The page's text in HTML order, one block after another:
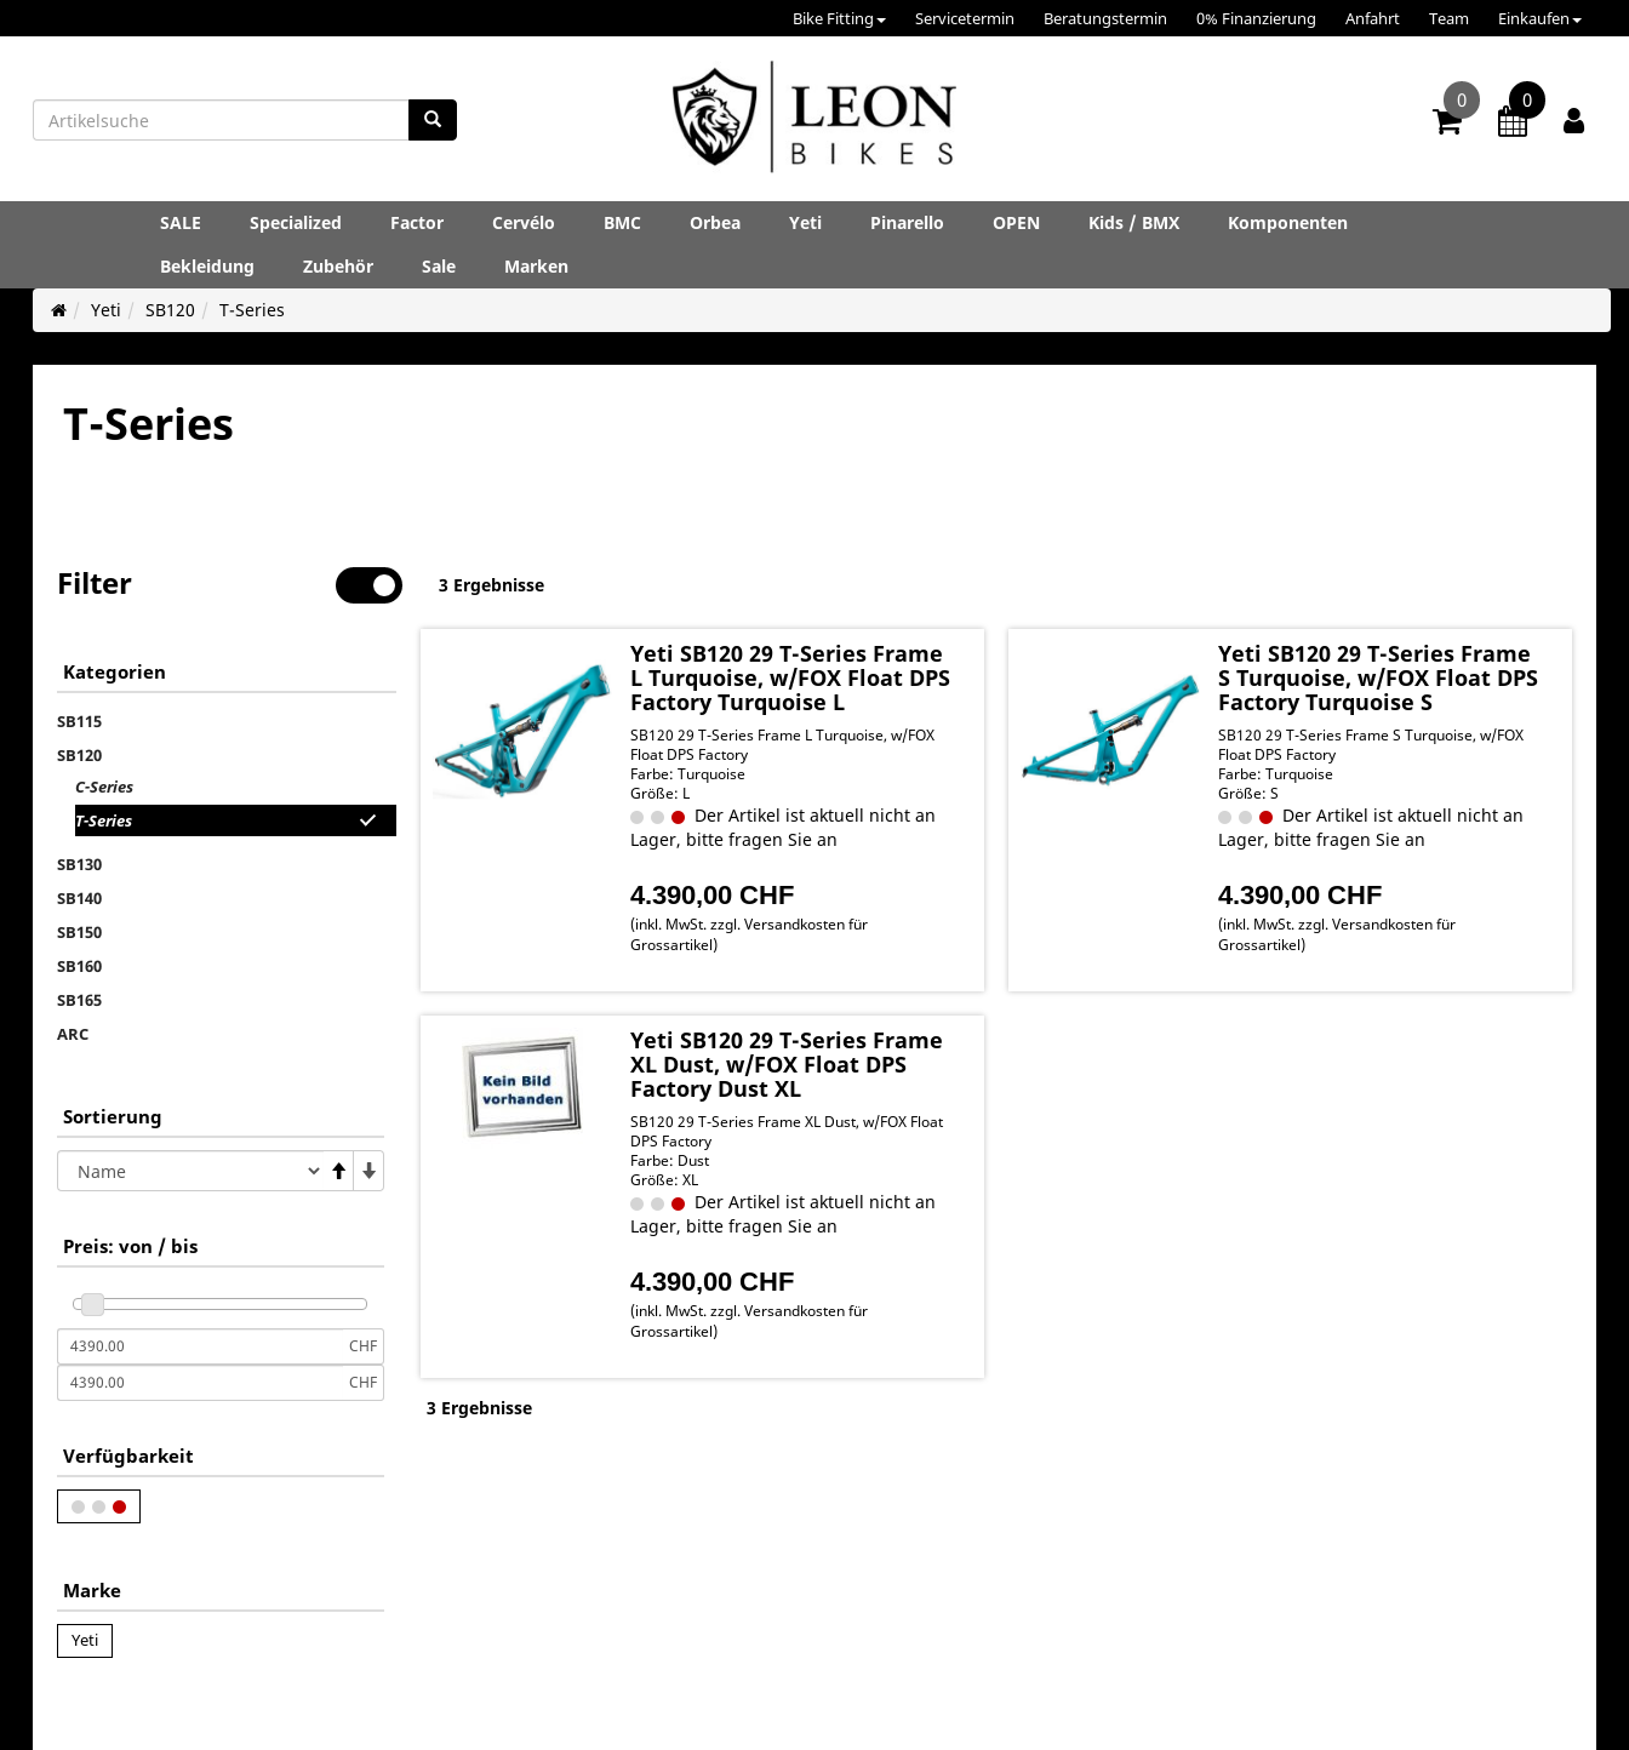
Bike Fitting Servicetermin Beratungstermin 0% Finanzierung Anfahrt Team Einkaufen
0 0
SALE Specialized Factor Cervélo BMC Orbea Yeti Pinarello OPEN Kids / BMX
Komponenten
Bekleidung
Zubehör Sale
Marken
Yeti
SB120 T-Series
T-Series
Filter 3 Ergebnisse
Kategorien
SB115
SB120
C-Series
T-Series
SB130
SB140
SB150
SB160
SB165
ARC
Sortierung
Preis: von / bis
CHF
CHF
Verfügbarkeit
Marke
Yeti
Yeti SB120 29 T-Series Frame
L Turquoise, w/FOX Float DPS
Factory Turquoise L
SB120 29 T-Series Frame L Turquoise, w/FOX
Float DPS Factory
Farbe: Turquoise
Größe: L
Der Artikel ist aktuell nicht an
Lager, bitte fragen Sie an
4.390,00 CHF
(inkl. MwSt. zzgl.Versandkosten für
Grossartikel)
Yeti SB120 29 T-Series Frame
S Turquoise, w/FOX Float DPS
Factory Turquoise S
SB120 29 T-Series Frame S Turquoise, w/FOX
Float DPS Factory
Farbe: Turquoise
Größe: S
Der Artikel ist aktuell nicht an
Lager, bitte fragen Sie an
4.390,00 CHF
(inkl. MwSt. zzgl.Versandkosten für
Grossartikel)
Yeti SB120 29 T-Series Frame
XL Dust, w/FOX Float DPS
Factory Dust XL
SB120 29 T-Series Frame XL Dust, w/FOX Float
DPS Factory
Farbe: Dust
Größe: XL
Der Artikel ist aktuell nicht an
Lager, bitte fragen Sie an
4.390,00 CHF
(inkl. MwSt. zzgl.Versandkosten für
Grossartikel)
3 Ergebnisse